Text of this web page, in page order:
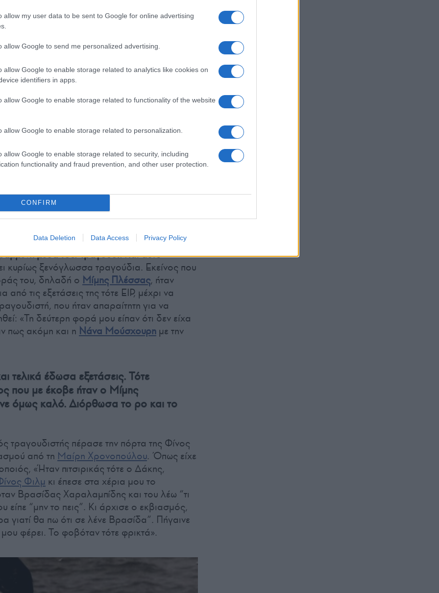
allow my user data to be sent to Google for online advertising
allow Google to send me personalized advertising.
allow Google to enable storage related to analytics like cookies on
identifiers in apps.
allow Google to enable storage related to functionality of the website
allow Google to enable storage related to personalization.
allow Google to enable storage related to security, including
functionality and fraud prevention, and other user protection.
CONFIRM
Data Deletion Data Access Privacy Policy
Facebook / Παλιός κλασικός ελληνικός
μέσα του. Τραγούδι.Και αυτό
κυρίως ξενόγλωσσα τραγούδια. Εκείνος που
του, δηλαδή ο Μίμης Πλέσσας, ήταν
από τις εξετάσεις της τότε ΕΙΡ, μέχρι να
που ήταν απαραίτητη για να
«Τη δεύτερη φορά μου είπαν ότι δεν είχα
πως ακόμη και η Νάνα Μούσχουρη με την
τελικά έδωσα εξετάσεις. Τότε
που με έκοβε ήταν ο Μίμης
όμως καλό. Διόρθωσα το ρο και το
τραγουδιστής πέρασε την πόρτα της Φίνος
από τη Μαίρη Χρονοπούλου. Όπως είχε
«Ήταν πιτσιρικάς τότε ο Δάκης,
Φιλμ κι έπεσε στα χέρια μου το
Βρασίδας Χαραλαμπίδης και του λέω “τι
είπε “μην το πεις”. Κι άρχισε ο εκβιασμός,
γιατί θα πω ότι σε λένε Βρασίδα”. Πήγαινε
φέρει. Το φοβόταν τότε φρικτά».